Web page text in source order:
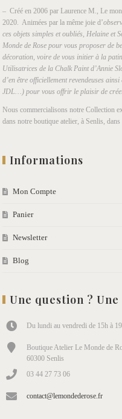
– Créé en 2006 par Laurence M., Le
2020. Animées par la même joie d’
ces objets simples et oubliés, Helaine et
Monde de Rose pour vous proposer de
décoration, voire de vous initier à la
Utilisatrices de la Chalk Paint d’Annie
d’en être officiellement revendeuses
JDL…) pour vous offrir le plaisir de
Nous commercialisons notre Collection
dans notre boutique atelier, à Senlis,
Informations
Mon Compte
Panier
Newsletter
Blog
Une question ?
Du lundi au vendredi de 15h à
Boutique Atelier Le Monde de
60300 Senlis
03 44 27 73 06
contact@lemondederose.fr